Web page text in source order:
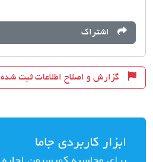
اشتراک
گزارش و اصلاح اطلاعات ثبت شده